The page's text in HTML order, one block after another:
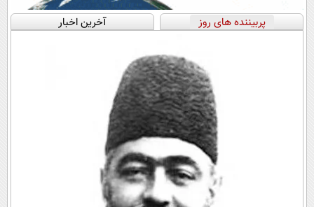
پربیننده های روز آخرین اخبار